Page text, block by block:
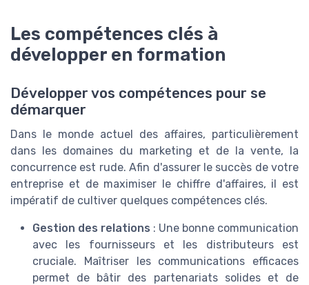
Les compétences clés à
développer en formation
Développer vos compétences pour se
démarquer
Dans le monde actuel des affaires, particulièrement
dans les domaines du marketing et de la vente, la
concurrence est rude. Afin d'assurer le succès de votre
entreprise et de maximiser le chiffre d'affaires, il est
impératif de cultiver quelques compétences clés.
Gestion des relations : Une bonne communication
avec les fournisseurs et les distributeurs est
cruciale. Maîtriser les communications efficaces
permet de bâtir des partenariats solides et de